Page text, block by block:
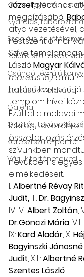
Keresztgyerekek
Nyaralás,
Szociális és
Rólunk szól: cikkek,
Csángó témájú
Utazások Moldvába
Galéria
Oktatás,
Keresztszülő-portré
Várjuk történeteiket!
Józsefplébános
megbízásából
atya vezetésével,
Pestszentlőrinci
Szíve
László Magyar
március 15.) című
hatású
templom hívei
Ezúttal a moldvai
lelkileg, távolról
összetartozás
szívünkben
nevükben is
elmélkedéseit:
I.: Albertné Révay
Judit, III.: Dr.
IV-V..: Albert Zoltán,
Dr.Gönczi Mária, VIII:
IX.: Kard Aladár, X.:
Bagyinszki
Judit, XIII.: Albertné
Szentes László.